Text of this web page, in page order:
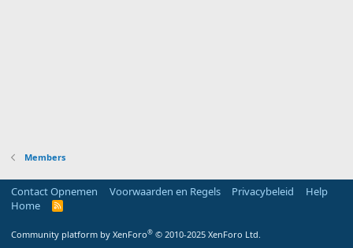
Members
Contact Opnemen Voorwaarden en Regels Privacybeleid
Help
Home
R
Community platform by XenForo® © 2010-2025 XenForo Ltd.